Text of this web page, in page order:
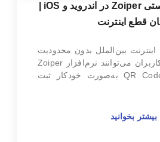
قطع اینترنت
بین‌الملل بدون محدودیت
در دسترس است، کاربران می‌توانند نرم‌افزار Zoiper
را تنها با اسکن QR Code به‌صورت خودکار ثبت
بیشتر بخوانید